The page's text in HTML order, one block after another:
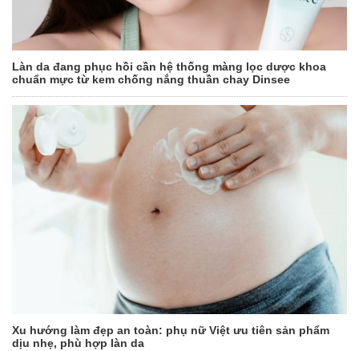
Làn da đang phục hồi cần hệ thống màng lọc dược khoa
chuẩn mực từ kem chống nắng thuần chay Dinsee
Xu hướng làm đẹp an toàn: phụ nữ Việt ưu tiên sản phẩm
dịu nhẹ, phù hợp làn da